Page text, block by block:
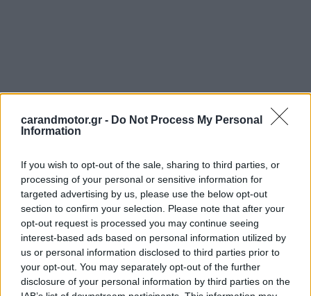
carandmotor.gr - Do Not Process My Personal
Information
If you wish to opt-out of the sale, sharing to third parties, or
processing of your personal or sensitive information for
targeted advertising by us, please use the below opt-out
section to confirm your selection. Please note that after your
opt-out request is processed you may continue seeing
interest-based ads based on personal information utilized by
us or personal information disclosed to third parties prior to
your opt-out. You may separately opt-out of the further
disclosure of your personal information by third parties on the